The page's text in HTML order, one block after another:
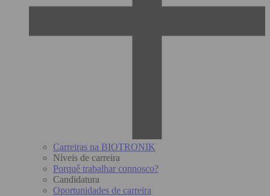
Carreiras na BIOTRONIK
Níveis de carreira
Porquê trabalhar connosco?
Candidatura
Oportunidades de carreira